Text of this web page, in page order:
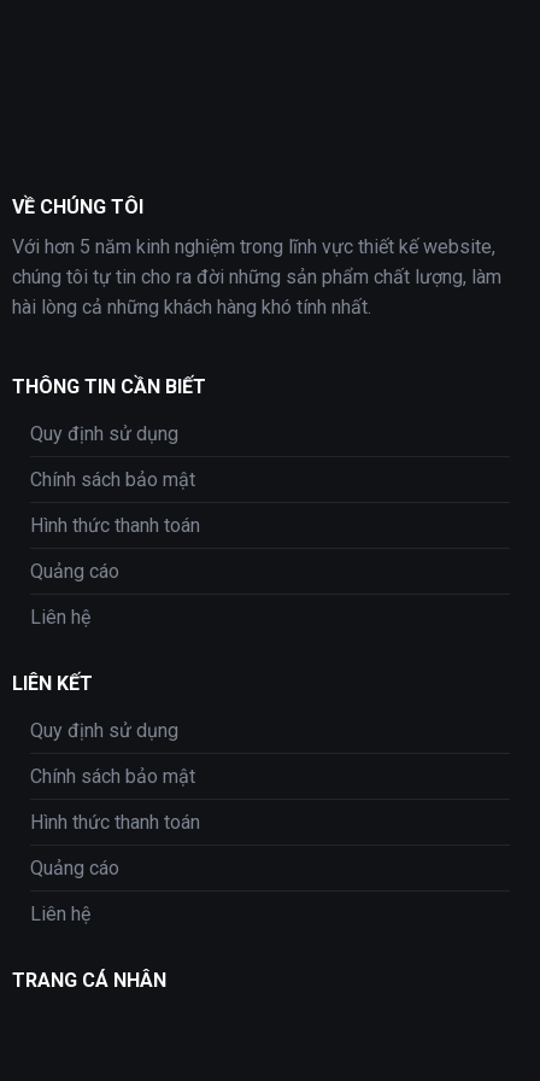
VỀ CHÚNG TÔI
Với hơn 5 năm kinh nghiệm trong lĩnh vực thiết kế website,
chúng tôi tự tin cho ra đời những sản phẩm chất lượng, làm
hài lòng cả những khách hàng khó tính nhất.
THÔNG TIN CẦN BIẾT
Quy định sử dụng
Chính sách bảo mật
Hình thức thanh toán
Quảng cáo
Liên hệ
LIÊN KẾT
Quy định sử dụng
Chính sách bảo mật
Hình thức thanh toán
Quảng cáo
Liên hệ
TRANG CÁ NHÂN